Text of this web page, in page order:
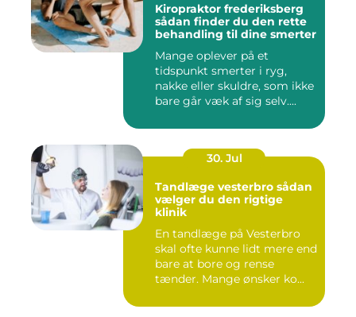
Kiropraktor frederiksberg
sådan finder du den rette
behandling til dine smerter
Mange oplever på et
tidspunkt smerter i ryg,
nakke eller skuldre, som ikke
bare går væk af sig selv....
30. Jul
Tandlæge vesterbro sådan
vælger du den rigtige
klinik
En tandlæge på Vesterbro
skal ofte kunne lidt mere end
bare at bore og rense
tænder. Mange ønsker ko...